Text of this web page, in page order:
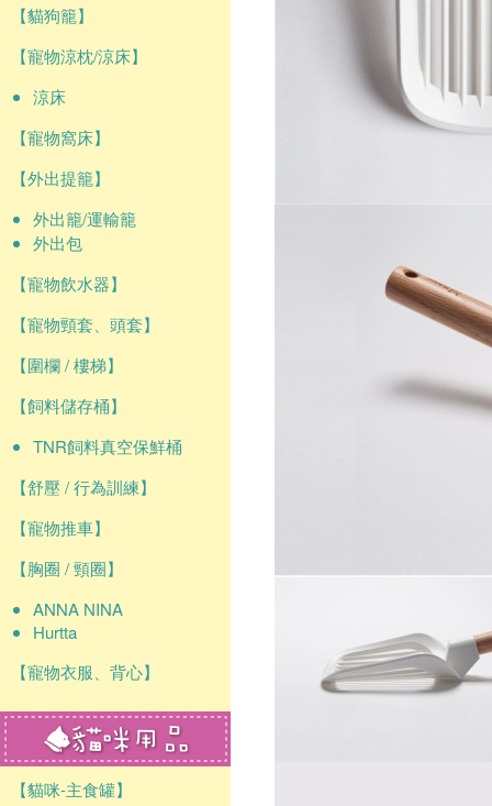
【貓狗籠】
【寵物涼枕/涼床】
涼床
【寵物窩床】
【外出提籠】
外出籠/運輸籠
外出包
【寵物飲水器】
【寵物頸套、頭套】
【圍欄 / 樓梯】
【飼料儲存桶】
TNR飼料真空保鮮桶
【舒壓 / 行為訓練】
【寵物推車】
【胸圈 / 頸圈】
ANNA NINA
Hurtta
【寵物衣服、背心】
【貓咪-主食罐】